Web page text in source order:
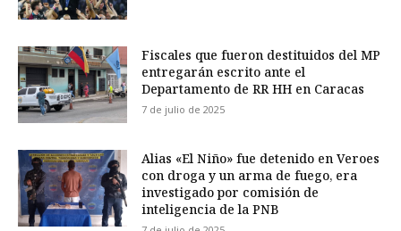
Fiscales que fueron destituidos del MP
entregarán escrito ante el
Departamento de RR HH en Caracas
7 de julio de 2025
Alias «El Niño» fue detenido en Veroes
con droga y un arma de fuego, era
investigado por comisión de
inteligencia de la PNB